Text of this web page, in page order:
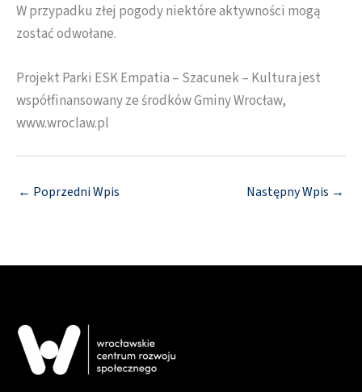
W przypadku złej pogody niektóre aktywności mogą
zostać odwołane.
Projekt Parki ESK Empatia – Szacunek – Kultura jest
współfinansowany ze środków Gminy Wrocław,
www.wroclaw.pl
← Poprzedni Wpis Następny Wpis →